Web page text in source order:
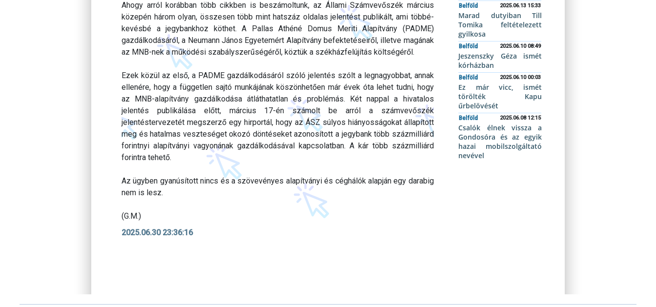
Ahogy arról korábban több cikkben is beszámoltunk, az Állami Számvevőszék március
közepén három olyan, összesen több mint hatszáz oldalas jelentést publikált, ami többé-
kevésbé a jegybankhoz köthet. A Pallas Athéné Domus Meriti Alapítvány (PADME)
gazdálkodásáról, a Neumann János Egyetemért Alapítvány befektetéseiről, illetve magának
az MNB-nek a működési szabályszerűségéről, köztük a székházfelújítás költségéről.
Ezek közül az első, a PADME gazdálkodásáról szóló jelentés szólt a legnagyobbat, annak
ellenére, hogy a független sajtó munkájának köszönhetően már évek óta lehet tudni, hogy
az MNB-alapítvány gazdálkodása átláthatatlan és problémás. Két nappal a hivatalos
jelentés publikálása előtt, március 17-én számolt be arról a számvevőszék
jelentéstervezetét megszerző egy hirportál, hogy az ÁSZ súlyos hiányosságokat állapított
meg és hatalmas veszteséget okozó döntéseket azonosított a jegybank több százmilliárd
forintnyi alapítványi vagyonának gazdálkodásával kapcsolatban. A kár több százmilliárd
forintra tehető.
Az ügyben gyanúsított nincs és a szövevényes alapítványi és céghálók alapján egy darabig
nem is lesz.
(G.M.)
2025.06.30 23:36:16
Belföld 2025.06.13 15:33
Marad dutyiban Till
Tomika feltételezett
gyilkosa
Belföld 2025.06.10 08:49
Jeszenszky Géza ismét
kórházban
Belföld 2025.06.10 00:03
Ez már vicc, ismét
törölték Kapu
űrbelövését
Belföld 2025.06.08 12:15
Csalók élnek vissza a
Gondosóra és az egyik
hazai mobilszolgáltató
nevével